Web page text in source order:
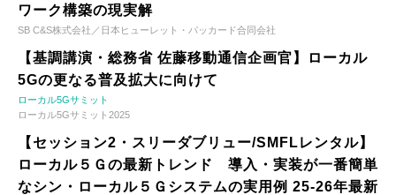
ワーク構築の現実解
SB C&S株式会社／日本ヒューレット・パッカード合同会社
【基調講演・総務省 佐藤移動通信企画官】ローカル
5Gの更なる普及拡大に向けて
ローカル5Gサミット
ローカル5Gサミット2025
【セッション2・スリーダブリュー/SMFLレンタル】
ローカル５Ｇの最新トレンド 導入・実装が一番簡単
なシン・ローカル５Ｇシステムの実用例 25-26年最新